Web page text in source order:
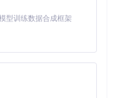
优化性能具体方法：使用
整性，根据提示调整可
型训练数据合成框架